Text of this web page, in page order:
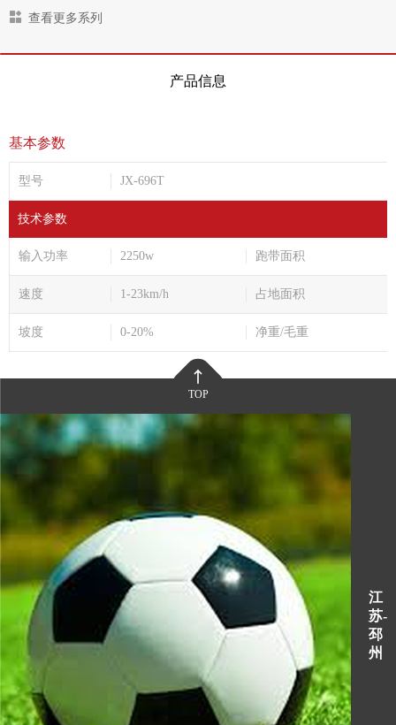
查看更多系列
产品信息
基本参数
型号 JX-696T
技术参数
输入功率 2250w 跑带面积
速度 1-23km/h 占地面积
坡度 0-20% 净重/毛重
TOP
江
苏-
邳
州